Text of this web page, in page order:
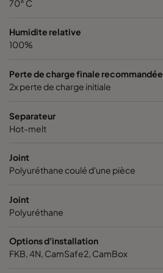
VGXXL13-610x610x292-P-PS
VGXL14-595x289x292-P-PS
VGXL14-610x305x292-P-PS
VGXL14-610x610x292-P-PS
70° C
Humidite relative
100%
Perte de charge finale recommandée
2x perte de charge initiale
Separateur
Hot-melt
Joint
Polyuréthane coulé d'une pièce
Joint
Polyuréthane
Options d'installation
FKB, 4N, CamSafe2, CamBox